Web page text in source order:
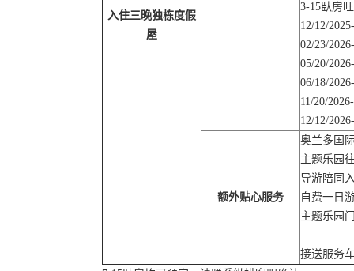
入住三晚独栋度假
屋
3-15臥房
12/12/
02/23/
05/20/
06/18/
11/20/
12/12/
额外贴心服务
奥兰多国
主题乐园
导游陪同
自费一日
主题乐园
接送服务